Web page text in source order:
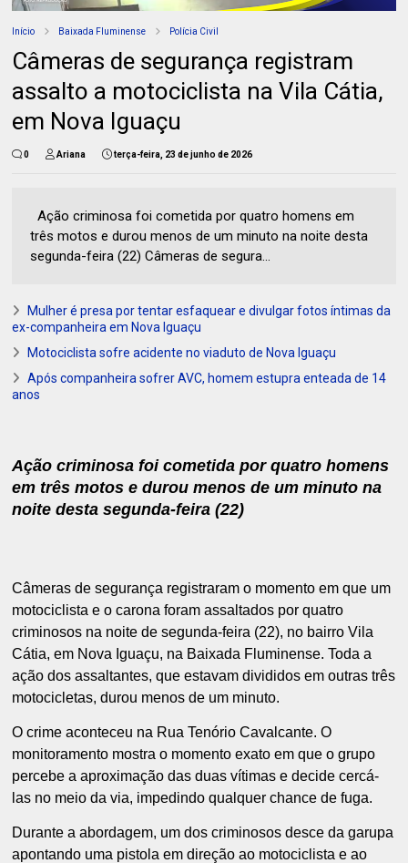
Início Baixada Fluminense Polícia Civil
Câmeras de segurança registram
assalto a motociclista na Vila Cátia,
em Nova Iguaçu
0 Ariana terça-feira, 23 de junho de 2026
Ação criminosa foi cometida por quatro homens em
três motos e durou menos de um minuto na noite desta
segunda-feira (22) Câmeras de segura...
Mulher é presa por tentar esfaquear e divulgar fotos íntimas da
ex-companheira em Nova Iguaçu
Motociclista sofre acidente no viaduto de Nova Iguaçu
Após companheira sofrer AVC, homem estupra enteada de 14
anos
Ação criminosa foi cometida por quatro homens
em três motos e durou menos de um minuto na
noite desta segunda-feira (22)
Câmeras de segurança registraram o momento em que um
motociclista e o carona foram assaltados por quatro
criminosos na noite de segunda-feira (22), no bairro Vila
Cátia, em Nova Iguaçu, na Baixada Fluminense. Toda a
ação dos assaltantes, que estavam divididos em outras três
motocicletas, durou menos de um minuto.
O crime aconteceu na Rua Tenório Cavalcante. O
monitoramento mostra o momento exato em que o grupo
percebe a aproximação das duas vítimas e decide cercá-
las no meio da via, impedindo qualquer chance de fuga.
Durante a abordagem, um dos criminosos desce da garupa
apontando uma pistola em direção ao motociclista e ao